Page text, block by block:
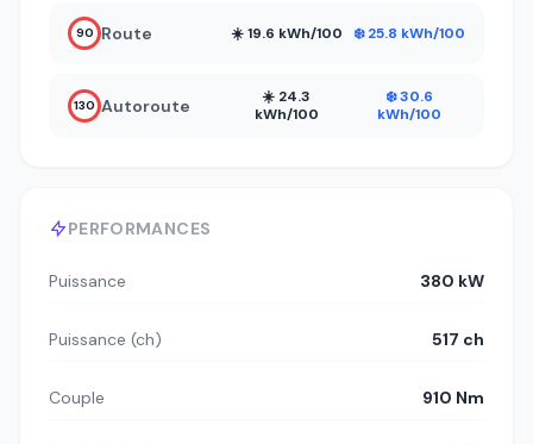
PERFORMANCES
Puissance 380 kW
Puissance (ch) 517 ch
Couple 910 Nm
90 Route ☀️ 19.6 kWh/100 ❄️ 25.8 kWh/100
130 Autoroute
☀️ 24.3
kWh/100
❄️ 30.6
kWh/100